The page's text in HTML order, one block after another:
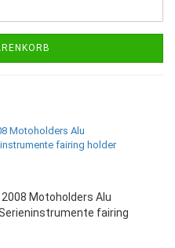
Motoholders Alu
fairing